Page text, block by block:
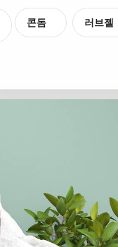
콘돔 러브젤